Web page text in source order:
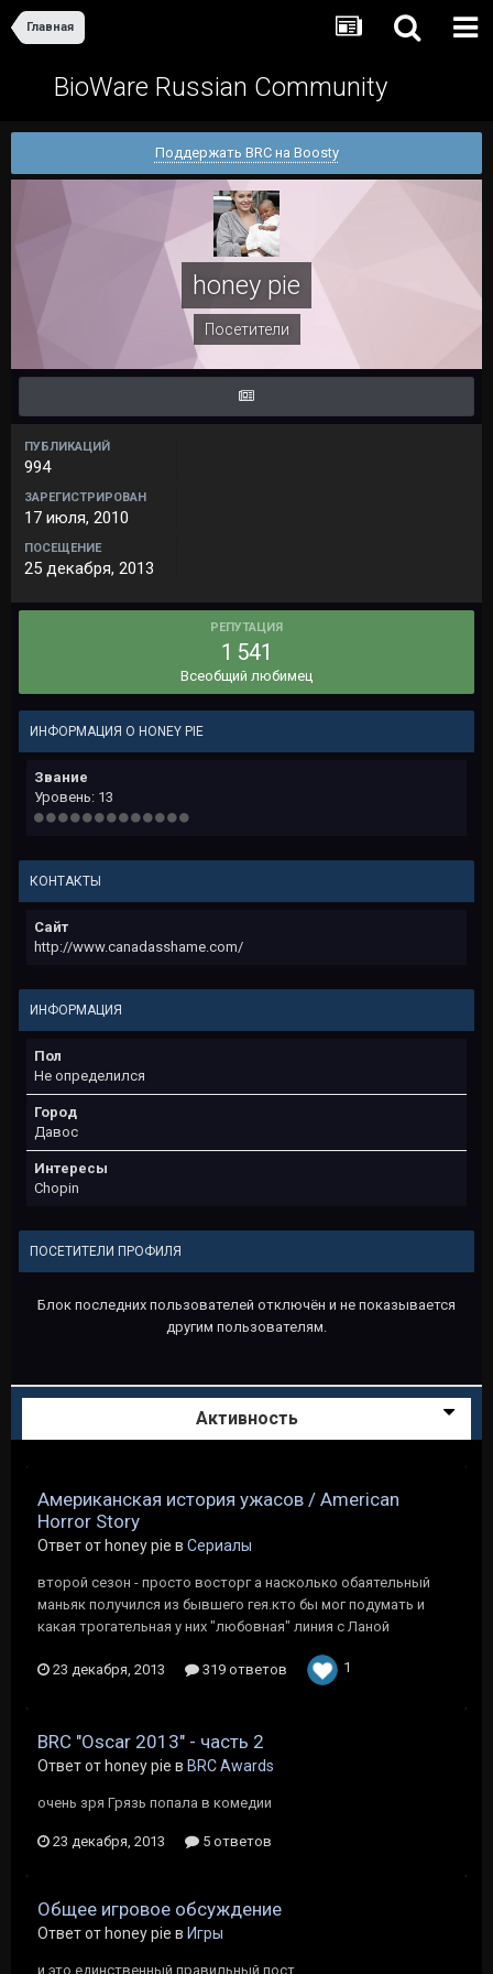
Главная
BioWare Russian Community
Поддержать BRC на Boosty
honey pie
Посетители
ПУБЛИКАЦИЙ
994
ЗАРЕГИСТРИРОВАН
17 июля, 2010
ПОСЕЩЕНИЕ
25 декабря, 2013
РЕПУТАЦИЯ
1 541
Всеобщий любимец
ИНФОРМАЦИЯ О HONEY PIE
Звание
Уровень: 13
КОНТАКТЫ
Сайт
http://www.canadasshame.com/
ИНФОРМАЦИЯ
Пол
Не определился
Город
Давос
Интересы
Chopin
ПОСЕТИТЕЛИ ПРОФИЛЯ
Блок последних пользователей отключён и не показывается
другим пользователям.
Активность
Американская история ужасов / American
Horror Story
Ответ от honey pie в Сериалы
второй сезон - просто восторг а насколько обаятельный
маньяк получился из бывшего гея.кто бы мог подумать и
какая трогательная у них "любовная" линия с Ланой
23 декабря, 2013 319 ответов 1
BRC "Oscar 2013" - часть 2
Ответ от honey pie в BRC Awards
очень зря Грязь попала в комедии
23 декабря, 2013 5 ответов
Общее игровое обсуждение
Ответ от honey pie в Игры
и это единственный правильный пост